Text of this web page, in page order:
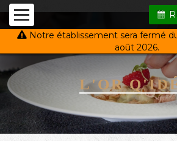
Notre établissement sera fermé
août 2026.
L'OR